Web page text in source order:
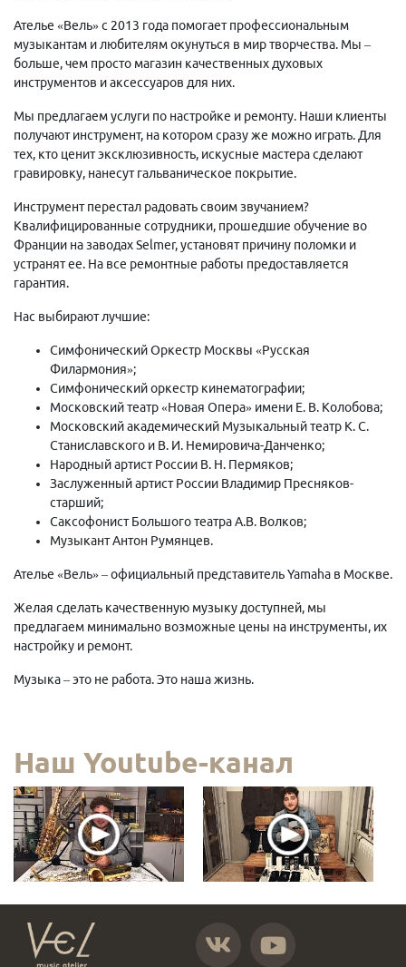
Ателье «Вель» с 2013 года помогает профессиональным
музыкантам и любителям окунуться в мир творчества. Мы –
больше, чем просто магазин качественных духовых
инструментов и аксессуаров для них.
Мы предлагаем услуги по настройке и ремонту. Наши клиенты
получают инструмент, на котором сразу же можно играть. Для
тех, кто ценит эксклюзивность, искусные мастера сделают
гравировку, нанесут гальваническое покрытие.
Инструмент перестал радовать своим звучанием?
Квалифицированные сотрудники, прошедшие обучение во
Франции на заводах Selmer, установят причину поломки и
устранят ее. На все ремонтные работы предоставляется
гарантия.
Нас выбирают лучшие:
Симфонический Оркестр Москвы «Русская
Филармония»;
Симфонический оркестр кинематографии;
Московский театр «Новая Опера» имени Е. В. Колобова;
Московский академический Музыкальный театр К. С.
Станиславского и В. И. Немировича-Данченко;
Народный артист России В. Н. Пермяков;
Заслуженный артист России Владимир Пресняков-
старший;
Саксофонист Большого театра А.В. Волков;
Музыкант Антон Румянцев.
Ателье «Вель» – официальный представитель Yamaha в Москве.
Желая сделать качественную музыку доступней, мы
предлагаем минимально возможные цены на инструменты, их
настройку и ремонт.
Музыка – это не работа. Это наша жизнь.
Наш Youtube-канал